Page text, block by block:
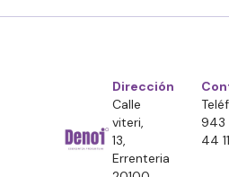
Dirección
Calle
viteri,
13,
Errenteria
943
44 11